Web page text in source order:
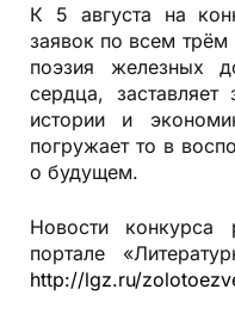
К 5 августа на
заявок по всем
поэзия железных
сердца,
истории и
погружает то в
о будущем.
Новости конкурса
портале
http://lgz.ru/